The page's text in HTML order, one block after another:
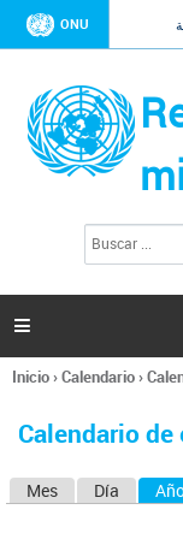
ONU
l
s

Se
usted
Inicio›Calendario›
Calendario de
Mes Día